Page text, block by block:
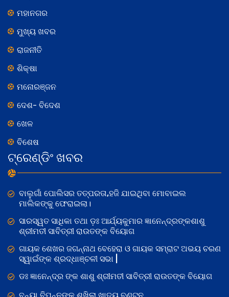
ମହାନଗର
ମୁଖ୍ୟ ଖବର
ରାଜନୀତି
ଶିକ୍ଷା
ମନୋରଞ୍ଜନ
ଦେଶ- ବିଦେଶ
ଖେଳ
ବିଶେଷ
ଟ୍ରେଣ୍ଡିଂ ଖବର
ବାଲୁଗାଁ ପୋଲିସର ତତ୍‌ପରତା,ହଜି ଯାଇଥିବା ମୋବାଇଲ
ମାଲିକଙ୍କୁ ଫେରାଇଲା।
ସାରସ୍ୱତ ସାଧିକା ତଥା ଡ଼ଃ ଆର୍ଯ୍ୟକୁମାର ଜ୍ଞାନେନ୍ଦ୍ରଙ୍କଶାଶୁ
ଶ୍ରୀମତୀ ସାବିତ୍ରୀ ରାଉତଙ୍କ ବିୟୋଗ
ଗାୟକ ଶେଖର ଜଗନ୍ନାଥ ବେହେରା ଓ ଗାୟକ ସମ୍ରାଟ ଅଭୟ ଚରଣ
ସ୍ୱାଇଁଙ୍କ ଶ୍ରଦ୍ଧାଞ୍ଚଳୀ ସଭା |
ଡଃ ଜ୍ଞାନେନ୍ଦ୍ର ଙ୍କ ଶାଶୁ ଶ୍ରୀମତୀ ସାବିତ୍ରୀ ରାଉତଙ୍କ ବିୟୋଗ
ବନ୍ୟା ବିପନ୍ନଙ୍କୁ ଶୁଖିଲା ଖାଦ୍ୟ ବଣ୍ଟନ